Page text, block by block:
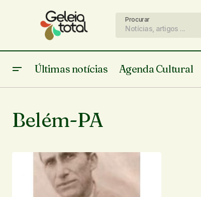
Procurar
Últimas notícias Agenda Cultural
Belém-PA